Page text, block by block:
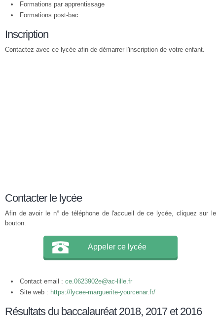
Formations par apprentissage
Formations post-bac
Inscription
Contactez avec ce lycée afin de démarrer l'inscription de votre enfant.
Contacter le lycée
Afin de avoir le n° de téléphone de l'accueil de ce lycée, cliquez sur le
bouton.
Appeler ce lycée
Contact email : ce.0623902e@ac-lille.fr
Site web : https://lycee-marguerite-yourcenar.fr/
Résultats du baccalauréat 2018, 2017 et 2016